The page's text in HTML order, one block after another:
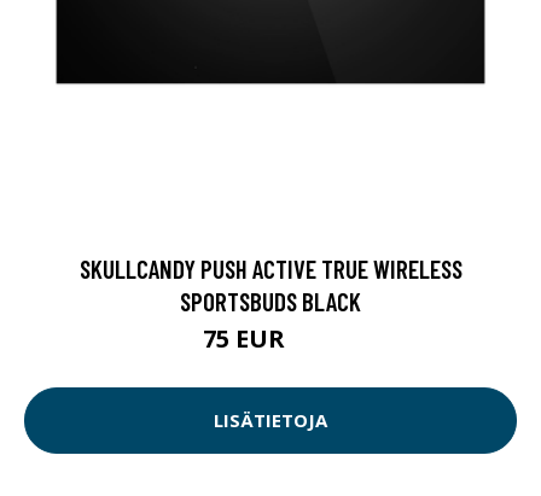
SKULLCANDY PUSH ACTIVE TRUE WIRELESS
SPORTSBUDS BLACK
75 EUR
LISÄTIETOJA